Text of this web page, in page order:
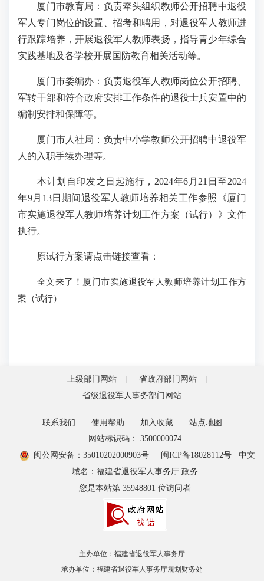
厦门市教育局：负责牵头组织教师公开招聘中退役
军人专门岗位的设置、招考和聘用，对退役军人教师进
行跟踪培养，开展退役军人教师表扬，指导青少年综合
实践基地及各学校开展国防教育相关活动等。
厦门市委编办：负责退役军人教师岗位公开招聘、
军转干部和符合政府安排工作条件的退役士兵安置中的
编制安排和保障等。
厦门市人社局：负责中小学教师公开招聘中退役军
人的入职手续办理等。
本计划自印发之日起施行，2024年6月21日至2024
年9月13日期间退役军人教师培养相关工作参照《厦门
市实施退役军人教师培养计划工作方案（试行）》文件
执行。
原试行方案请点击链接查看：
全文来了！厦门市实施退役军人教师培养计划工作方
案（试行）
上级部门网站
省政府部门网站
省级退役军人事务部门网站
联系我们 使用帮助 加入收藏
站点地图
网站标识码： 3500000074
闽公网安备：35010202000903号
闽ICP备18028112号
中文
域名：福建省退役军人事务厅.政务
您是本站第 35948801 位访问者
主办单位：福建省退役军人事务厅
承办单位：福建省退役军人事务厅规划财务处